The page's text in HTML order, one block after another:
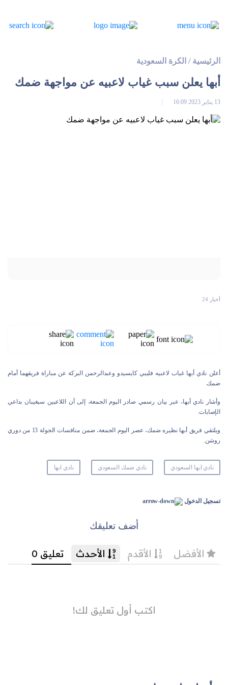
الرئيسية / الكرة السعودية
أبها يعلن سبب غياب لاعبيه عن مواجهة ضمك
13 يناير 2023 16:09
أخبار 24
أعلن نادي أبها غياب لاعبيه فليبي كايسيدو وعبدالرحمن البركة عن مباراة فريقهما أمام
ضمك.
وأشار نادي أبها، عبر بيان رسمي صادر اليوم الجمعة، إلى أن اللاعبين سيغيبان بداعي
الإصابات.
ويلتقي فريق أبها نظيره ضمك، عصر اليوم الجمعة، ضمن منافسات الجولة 13 من دوري
روشن.
نادي ابها السعودي نادي ضمك السعودي نادي ابها
تسجيل الدخول
أضف تعليقك